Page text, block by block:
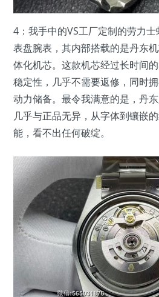
4：我手中的VS工厂定制的劳力
表盘腕表，其内部搭载的是丹东
体化机芯。这款机芯经过长时间
稳定性，几乎不需要返修，同时
动力储备。最令我满意的是，丹
几乎与正品无异，从字体到镶嵌
能，看不出任何破绽。